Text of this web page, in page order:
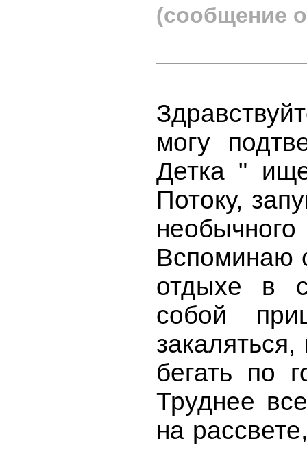
(сообщение
могу
Детка "
Потоку,
Вспоминаю
отдыхе в
собой
закаляться,
бегать по
Труднее
на